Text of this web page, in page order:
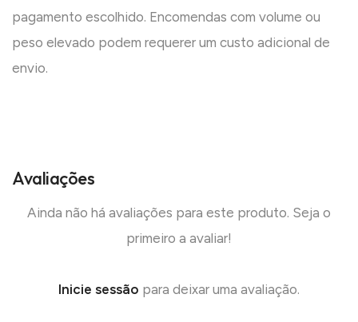
pagamento escolhido. Encomendas com volume ou
peso elevado podem requerer um custo adicional de
envio.
Avaliações
Ainda não há avaliações para este produto. Seja o
primeiro a avaliar!
Inicie sessão para deixar uma avaliação.